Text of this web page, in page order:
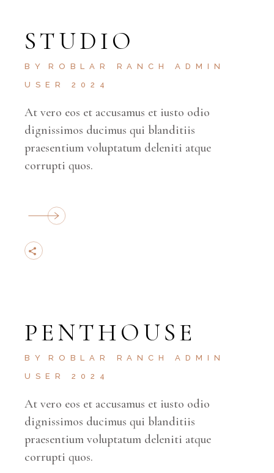
STUDIO
BY
ROBLAR RANCH ADMIN
USER 2024
At vero eos et accusamus et iusto odio
dignissimos ducimus qui blanditiis
praesentium voluptatum deleniti atque
corrupti quos.
PENTHOUSE
BY
ROBLAR RANCH ADMIN
USER 2024
At vero eos et accusamus et iusto odio
dignissimos ducimus qui blanditiis
praesentium voluptatum deleniti atque
corrupti quos.